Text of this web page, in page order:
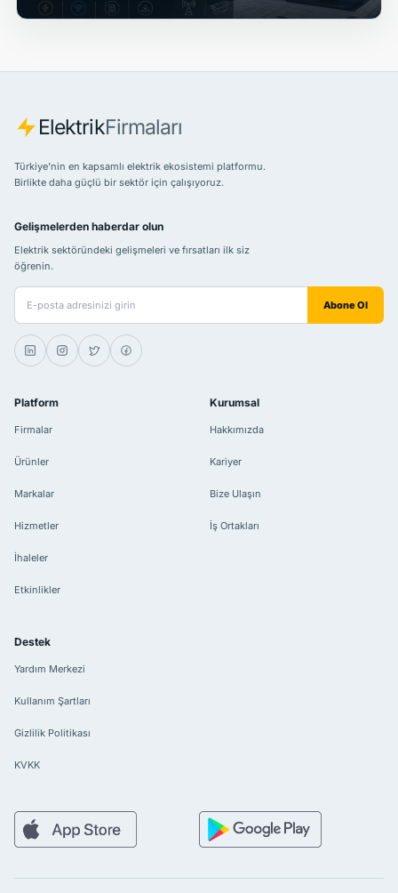
ElektrikFirmaları
Türkiye’nin en kapsamlı elektrik ekosistemi platformu.
Birlikte daha güçlü bir sektör için çalışıyoruz.
Gelişmelerden haberdar olun
Elektrik sektöründeki gelişmeleri ve fırsatları ilk siz
öğrenin.
E-posta adresiniz Abone Ol
Platform
Firmalar
Ürünler
Markalar
Hizmetler
İhaleler
Etkinlikler
Kurumsal
Hakkımızda
Kariyer
Bize Ulaşın
İş Ortakları
Destek
Yardım Merkezi
Kullanım Şartları
Gizlilik Politikası
KVKK